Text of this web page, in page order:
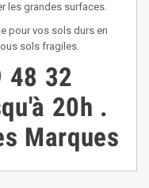
les grandes surfaces.
pour vos sols durs en
sols fragiles.
48 32
20h .
Marques